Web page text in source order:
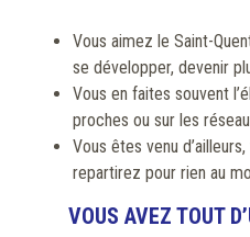
Vous aimez le Saint-
se développer, devenir
Vous en faites souvent
proches ou sur les
Vous êtes venu
repartirez pour rien au
VOUS AVEZ TOUT